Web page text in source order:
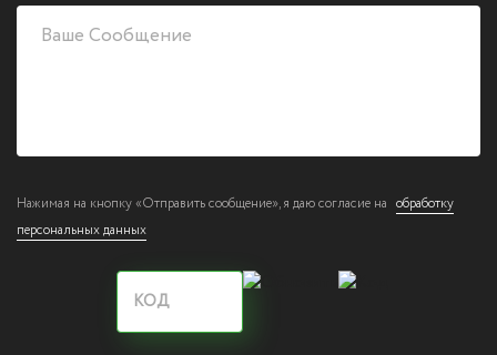
Нажимая на кнопку «Отправить сообщение», я даю согласие на обработку
персональных данных